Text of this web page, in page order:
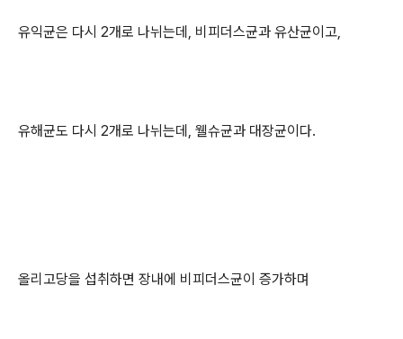
유익균은 다시 2개로 나뉘는데, 비피더스균과 유산균이고,
유해균도 다시 2개로 나뉘는데, 웰슈균과 대장균이다.
올리고당을 섭취하면 장내에 비피더스균이 증가하며